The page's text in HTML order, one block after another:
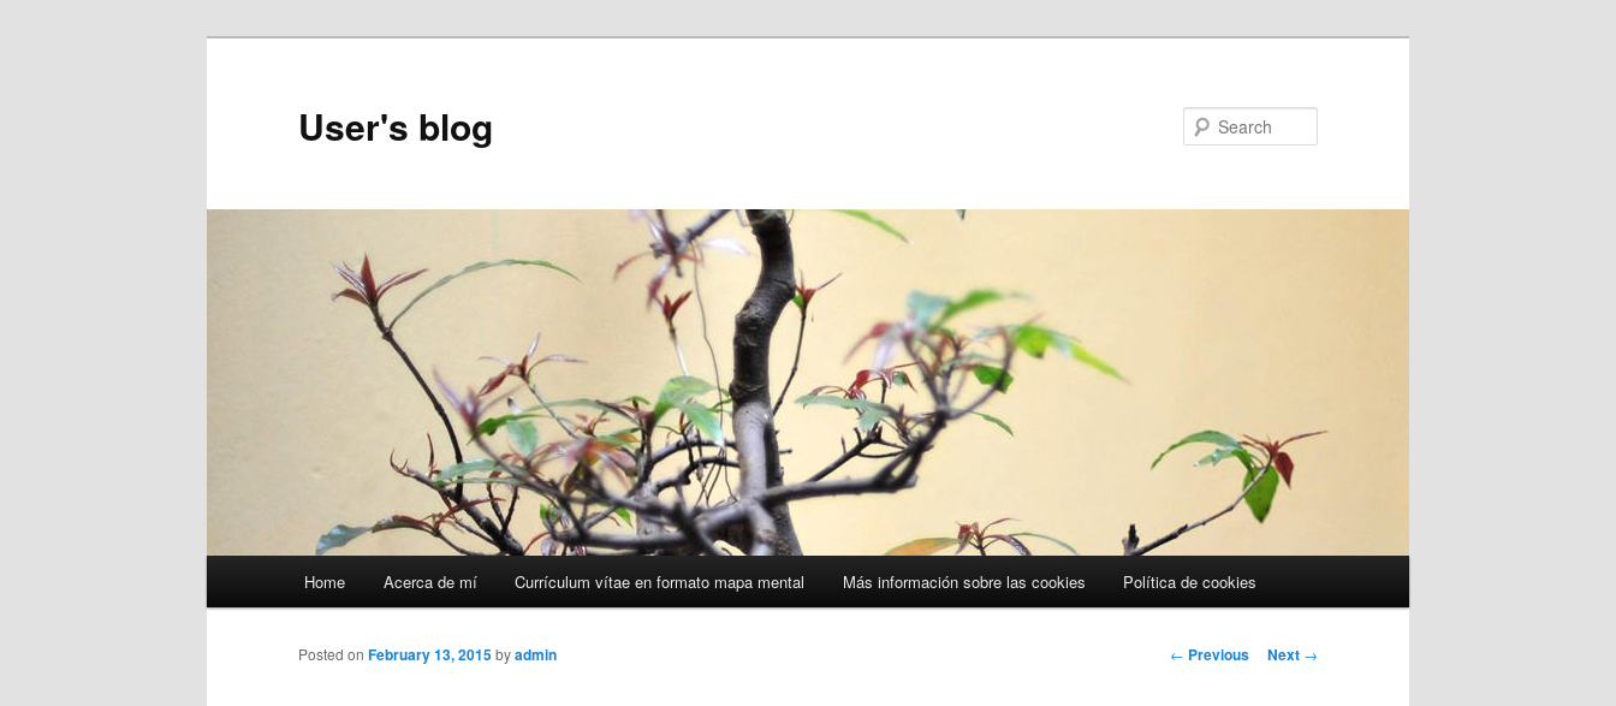
User's blog
Home Acerca de mí Currículum vítae en formato mapa mental Más información sobre las cookies Política de cookies
Post
← Previous Next →
Posted on February 13, 2015byadmin